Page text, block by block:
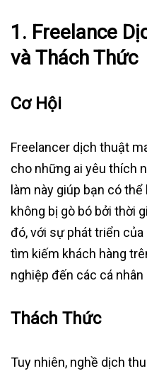
1. Freelance
và Thách Thức
Cơ Hội
Freelancer dịch thuật
cho những ai yêu thích
làm này giúp bạn có
không bị gò bó bởi thời
đó, với sự phát triển
tìm kiếm khách hàng
nghiệp đến các cá
Thách Thức
Tuy nhiên, nghề dịch